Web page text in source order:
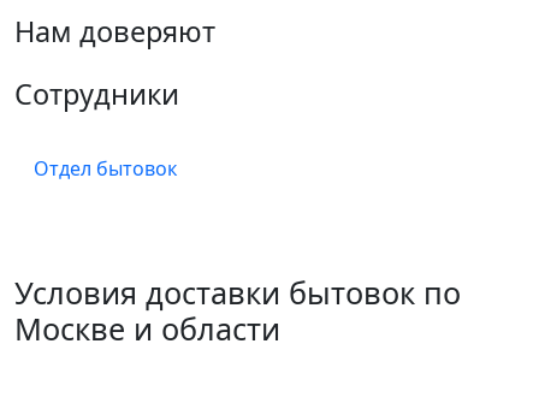
Нам доверяют
Сотрудники
Отдел бытовок
Условия доставки бытовок по
Москве и области